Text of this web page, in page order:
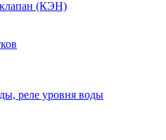
(КЭН)
реле уровня воды